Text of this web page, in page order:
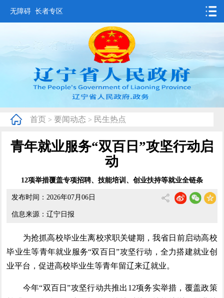
无障碍 长者专区
要闻动态
政务公开
互动交流
数据发布
首页 > 要闻动态 > 民生热点
青年就业服务“双百日”攻坚行动启
动
12项举措覆盖专项招聘、技能培训、创业扶持等就业全链条
发布时间：2026年07月06日
信息来源：辽宁日报
为抢抓高校毕业生离校求职关键期，我省日前启动高校
毕业生等青年就业服务“双百日”攻坚行动，全力搭建就业创
业平台，促进高校毕业生等青年留辽来辽就业。
今年“双百日”攻坚行动共推出12项务实举措，覆盖政策